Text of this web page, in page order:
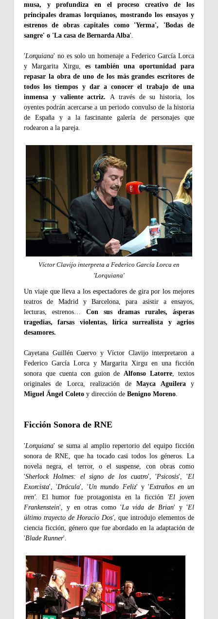
musa, y profundiza en el proceso creativo de los
principales dramas lorquianos, mostrando los ensayos y
estrenos de obras capitales como 'Yerma', 'Bodas de
sangre' o 'La casa de Bernarda Alba'.
'Lorquiana' no es solo un homenaje a Federico García Lorca
y Margarita Xirgu, es también una oportunidad para
repasar la obra de uno de los más grandes escritores de
todos los tiempos y dar a conocer el trabajo de una
inmensa y valiente actriz. A través de su historia, los
oyentes podrán acercarse a un periodo convulso de la historia
de España y a la fascinante galería de personajes que
rodearon a la pareja.
Víctor Clavijo interpreta a Federico García Lorca en
'Lorquiana'
Un viaje que lleva a los espectadores de gira por los mejores
teatros de Madrid y Barcelona, para asistir a ensayos,
lecturas, estrenos… Con sus dramas rurales, ásperas
tragedias, farsas violentas, lírica surrealista y agrios
desamores.
Cayetana Guillén Cuervo y Víctor Clavijo interpretaron a
Federico García Lorca y Margarita Xirgu en una ficción
sonora que cuenta con guion de Alfonso Latorre , textos
originales de Lorca, realización deMayca Aguileray
Miguel Ángel Coleto y dirección de Benigno Moreno
Ficción Sonora de RNE
'Lorquiana' se suma al amplio repertorio del equipo ficción
sonora de RNE, que ha tocado casi todos los géneros. La
novela negra, el terror, o el suspense, con obras como
'Sherlock Holmes: el signo de los cuatro', 'Psicosis', 'El
Exorcista', 'Drácula', 'Un mundo Feliz' y 'Extraños en un
tren' . El humor fue protagonista en la ficción 'El joven
Frankenstein', y en otras como 'La vida de Brian' y 'El
último trayecto de Horacio Dos' , que introdujo elementos de
ciencia ficción, género que fue abordado en la adaptación de
'Blade Runner'.